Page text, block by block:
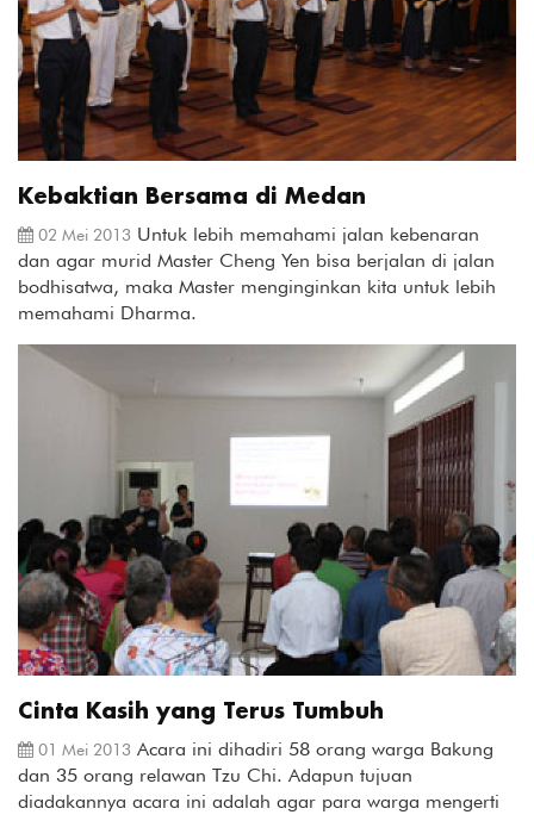
Kebaktian Bersama di Medan
02 Mei 2013 Untuk lebih memahami jalan kebenaran
dan agar murid Master Cheng Yen bisa berjalan di jalan
bodhisatwa, maka Master menginginkan kita untuk lebih
memahami Dharma.
Cinta Kasih yang Terus Tumbuh
01 Mei 2013 Acara ini dihadiri 58 orang warga Bakung
dan 35 orang relawan Tzu Chi. Adapun tujuan
diadakannya acara ini adalah agar para warga mengerti